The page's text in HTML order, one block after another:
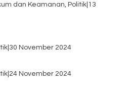
dan Keamanan, Politik 13
30 November 2024
24 November 2024